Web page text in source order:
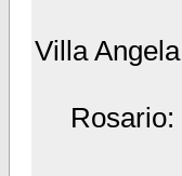
Villa